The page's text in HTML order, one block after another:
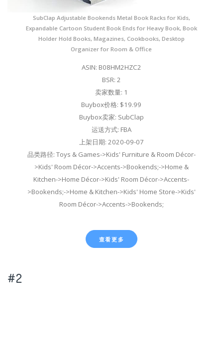
SubClap Adjustable Bookends Metal Book Racks for Kids,
Expandable Cartoon Student Book Ends for Heavy Book, Book
Holder Hold Books, Magazines, Cookbooks, Desktop
Organizer for Room & Office
ASIN: B08HM2HZC2
BSR: 2
卖家数量: 1
Buybox价格: $19.99
Buybox卖家: SubClap
运送方式: FBA
上架日期: 2020-09-07
品类路径: Toys & Games->Kids' Furniture & Room Décor-
>Kids' Room Décor->Accents->Bookends;->Home &
Kitchen->Home Décor->Kids' Room Décor->Accents-
>Bookends;->Home & Kitchen->Kids' Home Store->Kids'
Room Décor->Accents->Bookends;
查看更多
#2